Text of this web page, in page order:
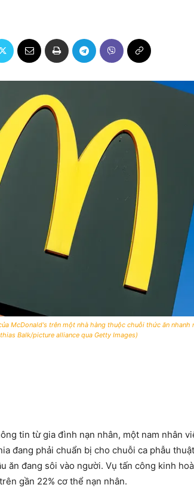
McDonald's trên một nhà hàng thuộc chuỗi thức ăn nhanh
Balk/picture alliance qua Getty Images)
tin từ gia đình nạn nhân, một nam nhân
đang phải chuẩn bị cho chuỗi ca phẫu
ăn đang sôi vào người. Vụ tấn công kinh
gần 22% cơ thể nạn nhân.